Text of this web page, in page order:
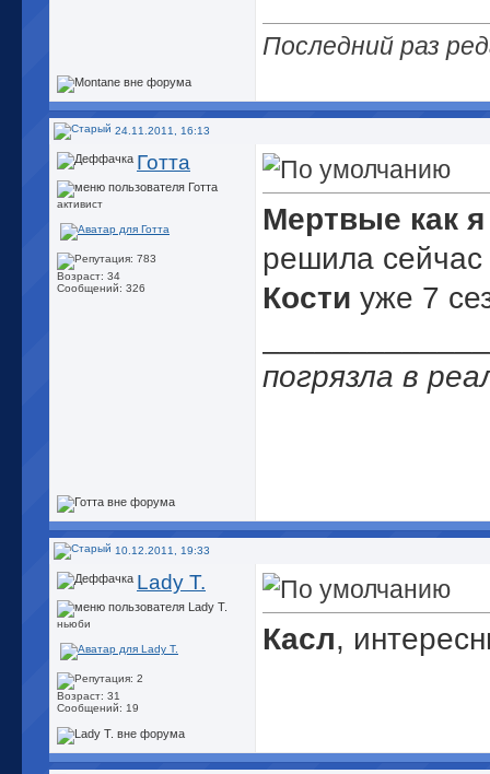
Последний раз
24.11.2011, 16:13
Готта
активист
Возраст: 34
Сообщений: 326
Мертвые как я
решила сейчас
Кости уже 7
погрязла в
10.12.2011, 19:33
Lady T.
ньюби
Возраст: 31
Сообщений: 19
Касл,